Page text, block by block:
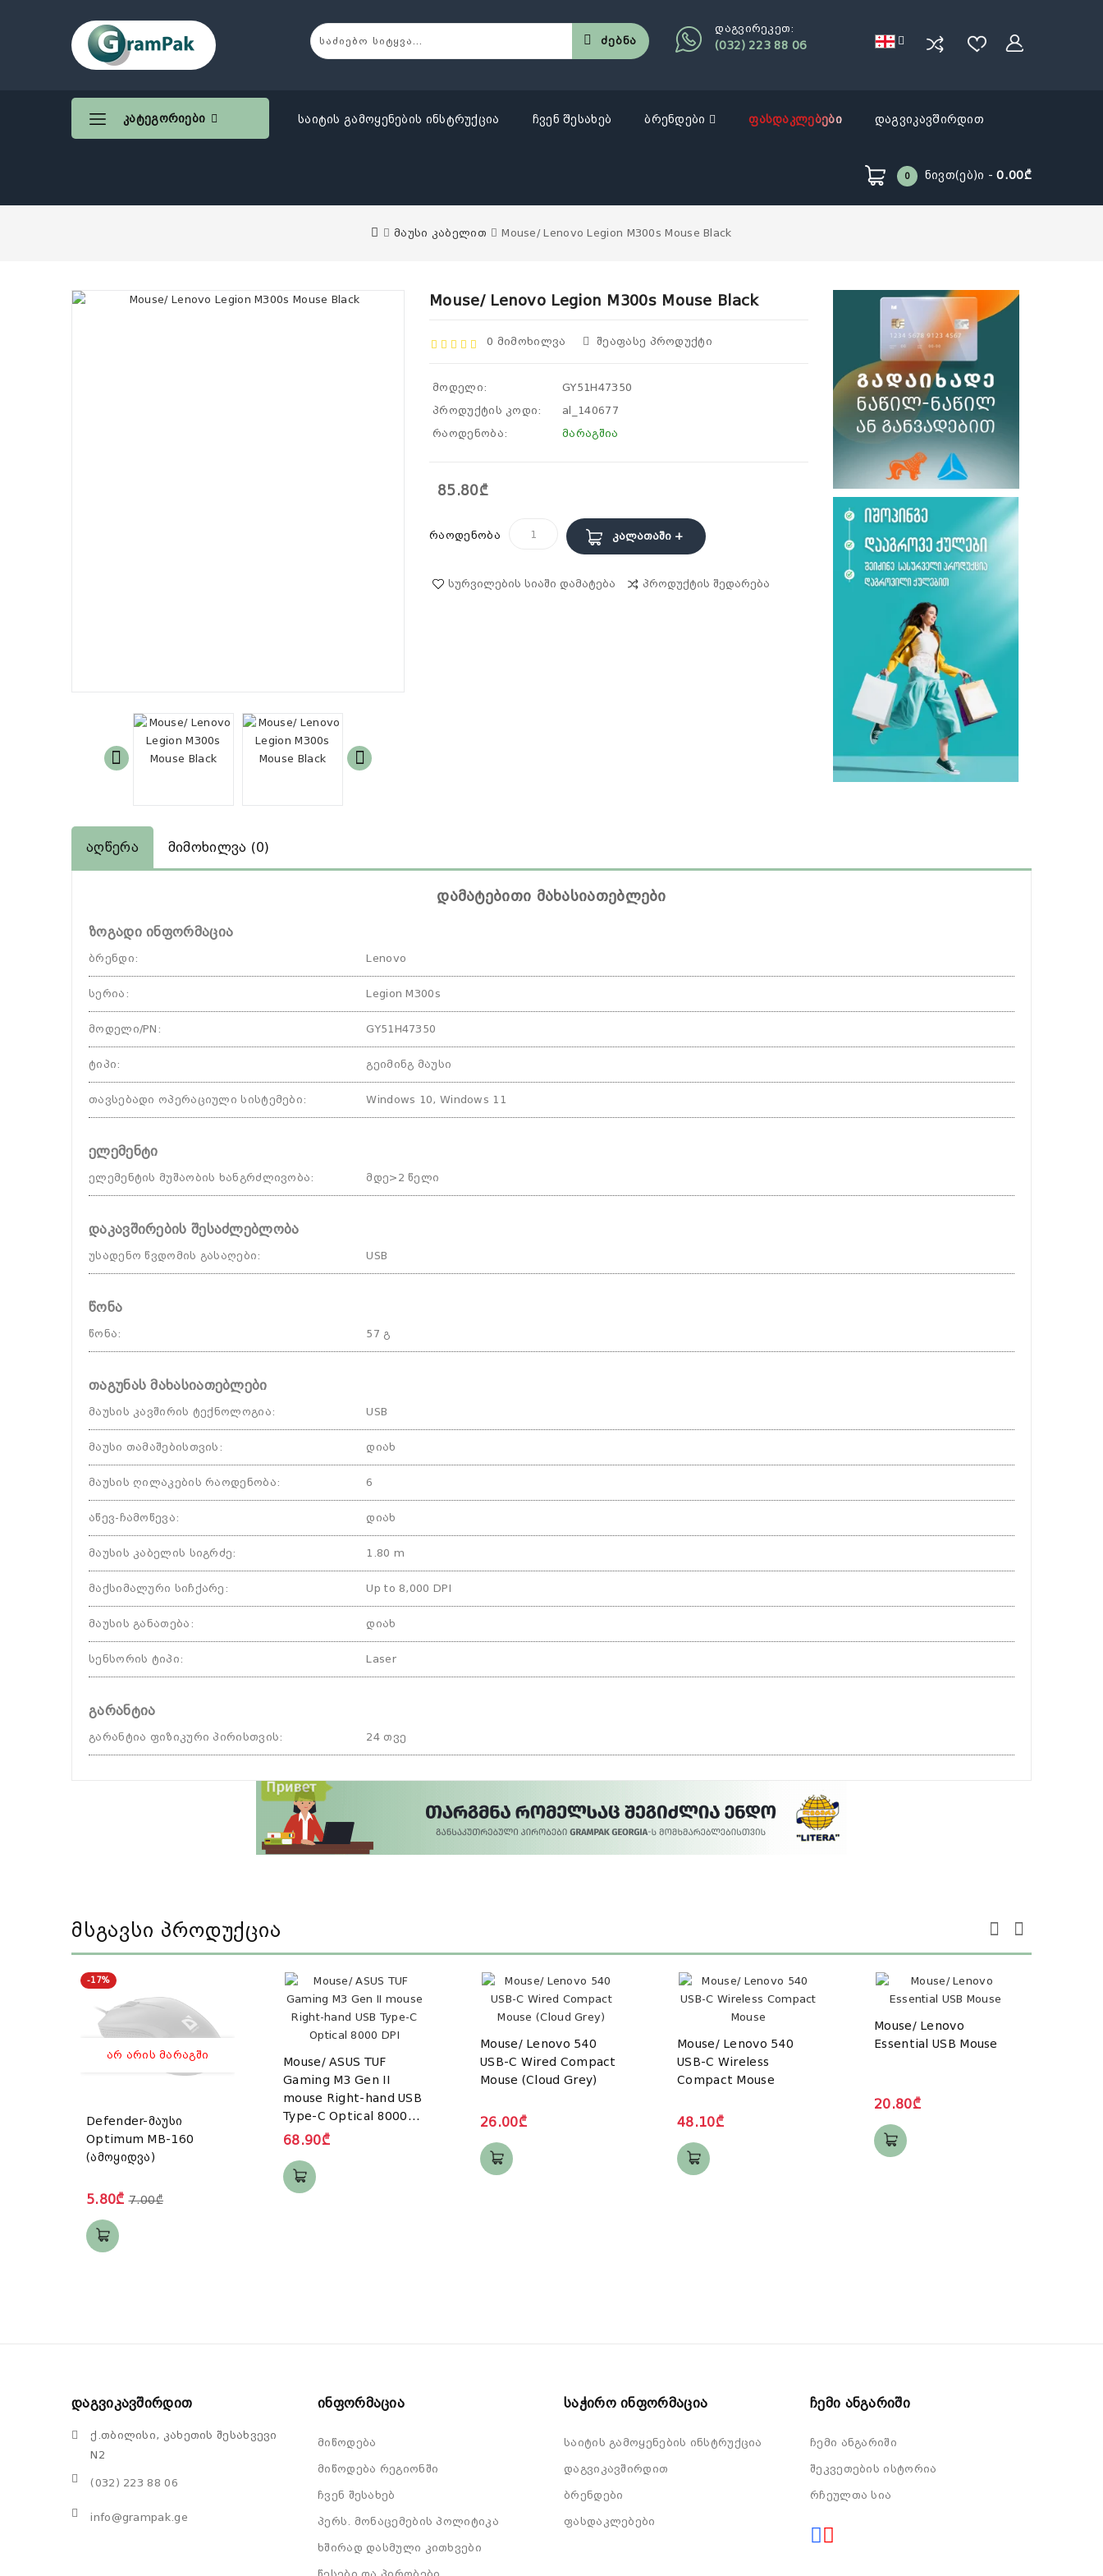
დაგვირეკეთ:
(032) 223 88 06
Ძებნა
Კატეგორიები საიტის გამოყენების ინსტრუქცია ჩვენ შესახებ ბრენდები ფასდაკლებები დაგვიკავშირდით
0 Ნივთ(ებ)ი -0.00₾
მაუსი კაბელით Mouse/ Lenovo Legion M300s Mouse Black
Mouse/ Lenovo Legion M300s Mouse Black
0 Მიმოხილვა Შეაფასე Პროდუქტი
მოდელი:
GY51H47350
პროდუქტის კოდი:
al_140677
რაოდენობა:
მარაგშია
85.80₾
რაოდენობა Კალათაში +
Სურვილების Სიაში Დამატება Პროდუქტის Შედარება
Აღწერა Მიმოხილვა (0)
დამატებითი მახასიათებლები
ზოგადი ინფორმაცია
ბრენდი: Lenovo
სერია : Legion M300s
მოდელი/PN : GY51H47350
ტიპი: გეიმინგ მაუსი
თავსებადი ოპერაციული სისტემები: Windows 10, Windows 11
ელემენტი
ელემენტის მუშაობის ხანგრძლივობა: მდე>2 წელი
დაკავშირების შესაძლებლობა
უსადენო წვდომის გასაღები: USB
წონა
წონა: 57 გ
თაგუნას მახასიათებლები
მაუსის კავშირის ტექნოლოგია: USB
მაუსი თამაშებისთვის : დიახ
მაუსის ღილაკების რაოდენობა: 6
აწევ-ჩამოწევა: დიახ
მაუსის კაბელის სიგრძე: 1.80 m
მაქსიმალური სიჩქარე : Up to 8,000 DPI
მაუსის განათება : დიახ
სენსორის ტიპი: Laser
გარანტია
გარანტია ფიზიკური პირისთვის: 24 თვე
Მსგავსი Პროდუქცია
ᲐᲠ ᲐᲠᲘᲡ ᲛᲐᲠᲐᲒᲨᲘ
-17%
Defender-მაუსი
Optimum MB-160
(ამოყიდვა)
5.80₾ 7.00₾
Mouse/ ASUS TUF
Gaming M3 Gen II
mouse Right-hand USB
Type-C Optical 8000
DPI
68.90₾
Mouse/ Lenovo 540
USB-C Wired Compact
Mouse (Cloud Grey)
26.00₾
Mouse/ Lenovo 540
USB-C Wireless
Compact Mouse
48.10₾
Mouse/ Lenovo
Essential USB Mouse
20.80₾
Დაგვიკავშირდით
ქ.თბილისი, კახეთის შესახვევი
N2
(032) 223 88 06
info@grampak.ge
Ინფორმაცია
მიწოდება
მიწოდება რეგიონში
ჩვენ შესახებ
პერს. მონაცემების პოლიტიკა
ხშირად დასმული კითხვები
Საჭირო Ინფორმაცია
საიტის გამოყენების ინსტრუქცია
დაგვიკავშირდით
ბრენდები
ფასდაკლებები
Ჩემი Ანგარიში
ჩემი ანგარიში
შეკვეთების ისტორია
რჩეულთა სია